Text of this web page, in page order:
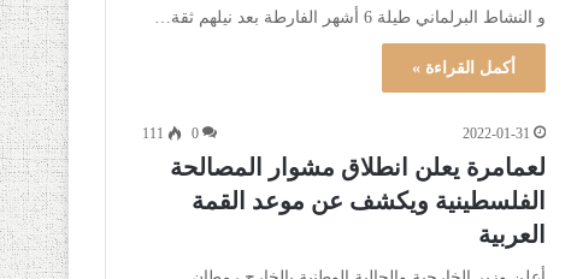
و النشاط البرلماني طيلة 6 أشهر الفارطة بعد نيلهم ثقة…
أكمل القراءة »
2022-01-31
0
111
لعمامرة يعلن انطلاق مشوار المصالحة
الفلسطينية ويكشف عن موعد القمة
العربية